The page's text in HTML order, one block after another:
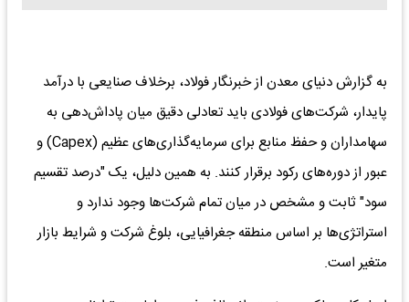
به گزارش دنیای معدن از خبرنگار فولاد، برخلاف صنایعی با درآمد
پایدار، شرکت‌های فولادی باید تعادلی دقیق میان پاداش‌دهی به
سهامداران و حفظ منابع برای سرمایه‌گذاری‌های عظیم (Capex) و
عبور از دوره‌های رکود برقرار کنند. به همین دلیل، یک "درصد تقسیم
سود" ثابت و مشخص در میان تمام شرکت‌ها وجود ندارد و
استراتژی‌ها بر اساس منطقه جغرافیایی، بلوغ شرکت و شرایط بازار
متغیر است.